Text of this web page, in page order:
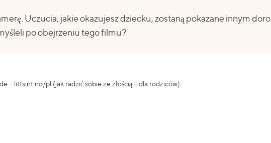
Uczucia, jakie okazujesz dziecku, zostaną pokazane innym
po obejrzeniu tego filmu?
– littsint.no/pl (jak radzić sobie ze złością – dla rodziców).